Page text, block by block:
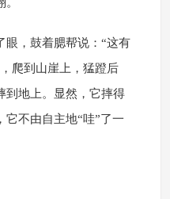
眼，鼓着腮帮说：“这有
爬到山崖上，猛蹬后
到地上。显然，它摔得
不由自主地“哇”了一